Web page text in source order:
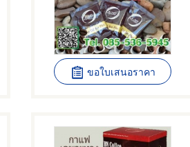
ขอใบเสนอราคา